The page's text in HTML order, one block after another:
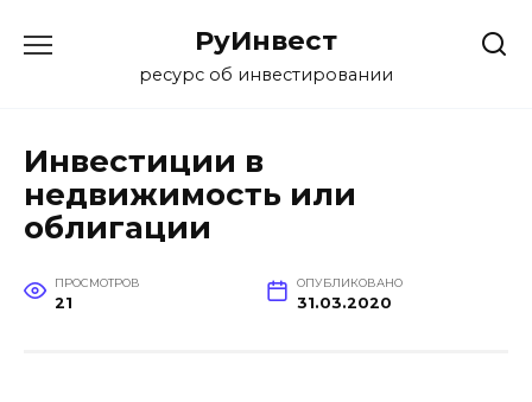
РуИнвест
ресурс об инвестировании
Инвестиции в
недвижимость или
облигации
ПРОСМОТРОВ
21
ОПУБЛИКОВАНО
31.03.2020